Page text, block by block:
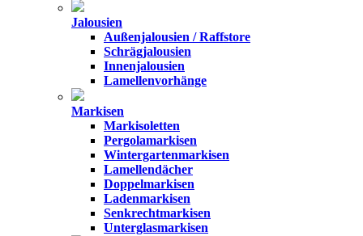
Jalousien
Außenjalousien / Raffstore
Schrägjalousien
Innenjalousien
Lamellenvorhänge
Markisen
Markisoletten
Pergolamarkisen
Wintergartenmarkisen
Lamellendächer
Doppelmarkisen
Ladenmarkisen
Senkrechtmarkisen
Unterglasmarkisen